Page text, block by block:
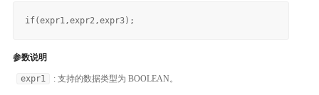
参数说明
expr1 : 支持的数据类型为 BOOLEAN。